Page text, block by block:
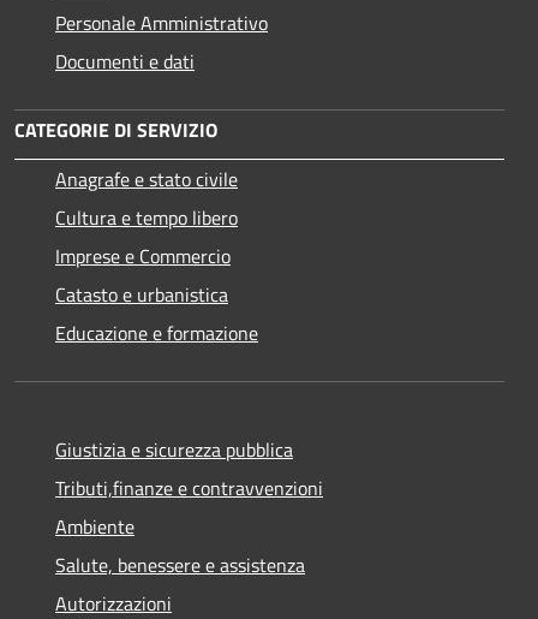
Personale Amministrativo
Documenti e dati
CATEGORIE DI SERVIZIO
Anagrafe e stato civile
Cultura e tempo libero
Imprese e Commercio
Catasto e urbanistica
Educazione e formazione
Giustizia e sicurezza pubblica
Tributi,finanze e contravvenzioni
Ambiente
Salute, benessere e assistenza
Autorizzazioni